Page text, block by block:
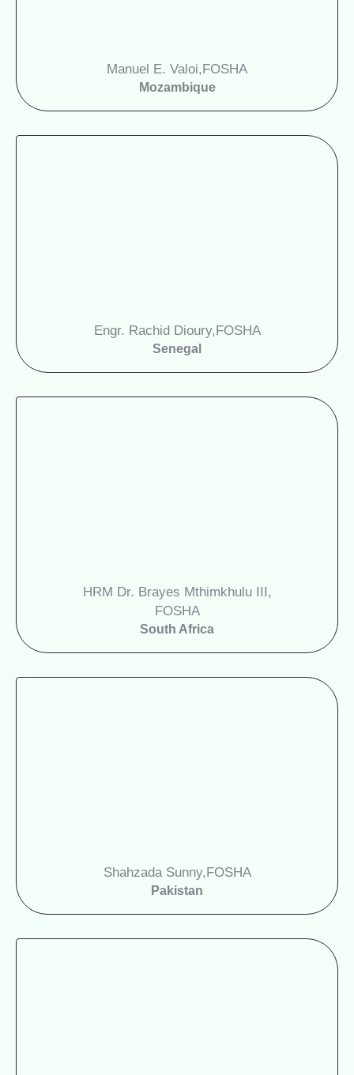
Manuel E. Valoi,FOSHA
Mozambique
Engr. Rachid Dioury,FOSHA
Senegal
HRM Dr. Brayes Mthimkhulu III,
FOSHA
South Africa
Shahzada Sunny,FOSHA
Pakistan